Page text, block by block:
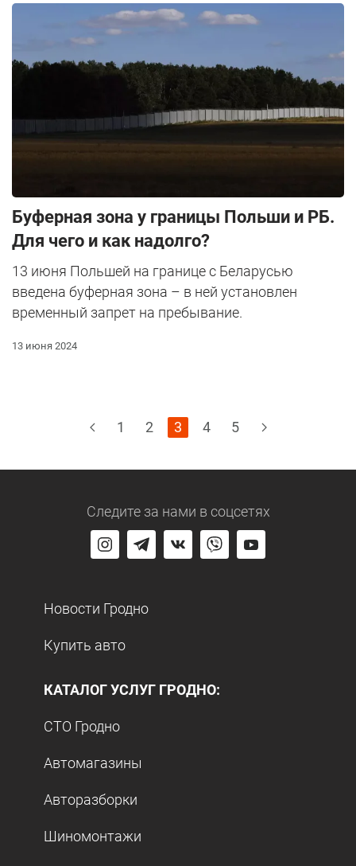
Буферная зона у границы Польши и РБ.
Для чего и как надолго?
13 июня Польшей на границе с Беларусью
введена буферная зона – в ней установлен
временный запрет на пребывание.
13 июня 2024
1 2 3 4 5
Следите за нами в соцсетях
Новости Гродно
Купить авто
КАТАЛОГ УСЛУГ ГРОДНО:
СТО Гродно
Автомагазины
Авторазборки
Шиномонтажи